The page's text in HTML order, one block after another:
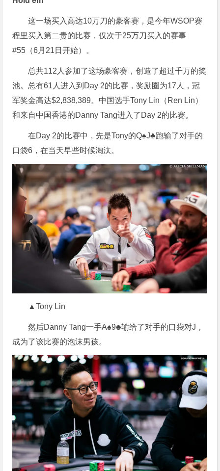
这一场买入高达10万刀的豪客赛，是今年WSOP赛
程里买入第二贵的比赛，仅次于25万刀买入的赛事
#55（6月21日开始）。
总共112人参加了这场豪客赛，创造了超过千万的奖
池。总有61人进入到Day 2的比赛，奖励圈为17人，冠
军奖金高达$2,838,389。中国选手Tony Lin（Ren Lin）
和来自中国香港的Danny Tang进入了Day 2的比赛。
在Day 2的比赛中，先是Tony的Q♠J♣跑输了对手的
口袋6，在当天早些时候淘汰。
▲Tony Lin
然后Danny Tang一手A♠9♣输给了对手的口袋对J，
成为了该比赛的泡沫男孩。